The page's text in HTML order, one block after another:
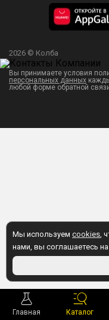
Главная Каталог
Мы используем cookies,
нами, вы соглашаетесь
2026 © Колба
Вы принимаете условия
персональных данных
любой форме обратной